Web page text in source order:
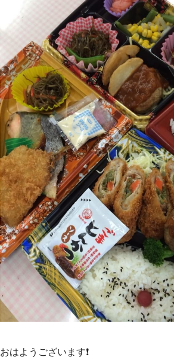
おはようございます❗️